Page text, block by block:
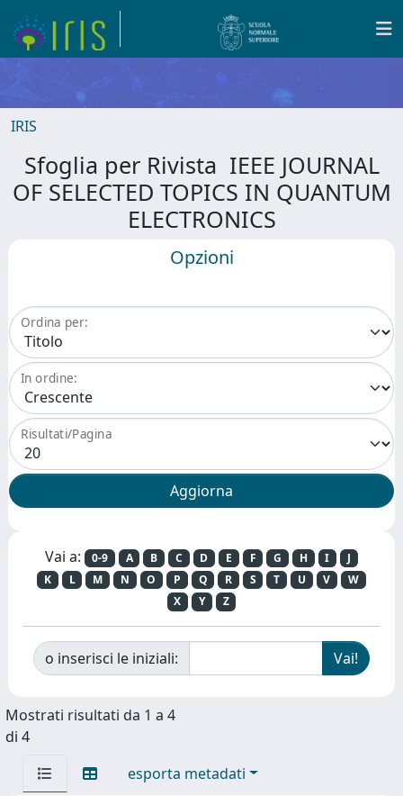
IRIS
Sfoglia per Rivista IEEE JOURNAL
OF SELECTED TOPICS IN QUANTUM
ELECTRONICS
Opzioni
Ordina per:
In ordine:
Risultati/Pagina
Vai a: 0-9 A B C D E F G H I
J
K
L M N O P Q R S T U V
W
X
Y Z
o inserisci le iniziali:
Mostrati risultati da 1 a 4
di 4
esporta metadati